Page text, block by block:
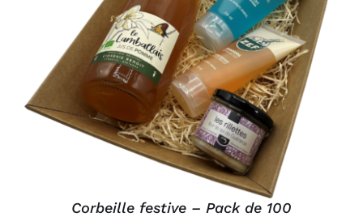
AJOUTER AU PANIER
/
DÉTAILS
Corbeille festive – Pack de 100